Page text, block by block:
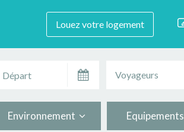
Louez votre logement
Voyageurs
Environnement Equipements